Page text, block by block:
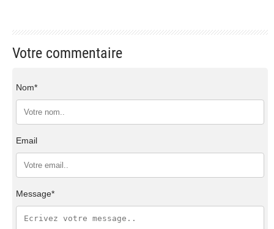
Votre commentaire
Nom*
Email
Message*